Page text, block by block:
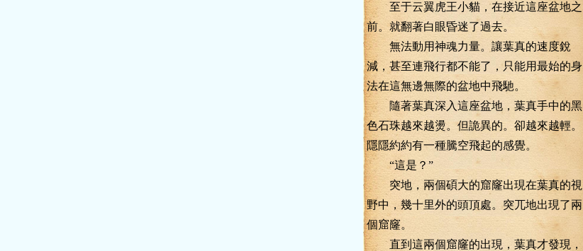
至于云翼虎王小貓，在接近這座盆地之
前。就翻著白眼昏迷了過去。
無法動用神魂力量。讓葉真的速度銳
減，甚至連飛行都不能了，只能用最始的身
法在這無邊無際的盆地中飛馳。
隨著葉真深入這座盆地，葉真手中的黑
色石珠越來越燙。但詭異的。卻越來越輕。
隱隱約約有一種騰空飛起的感覺。
“這是？”
突地，兩個碩大的窟窿出現在葉真的視
野中，幾十里外的頭頂處。突兀地出現了兩
個窟窿。
直到這兩個窟窿的出現，葉真才發現，